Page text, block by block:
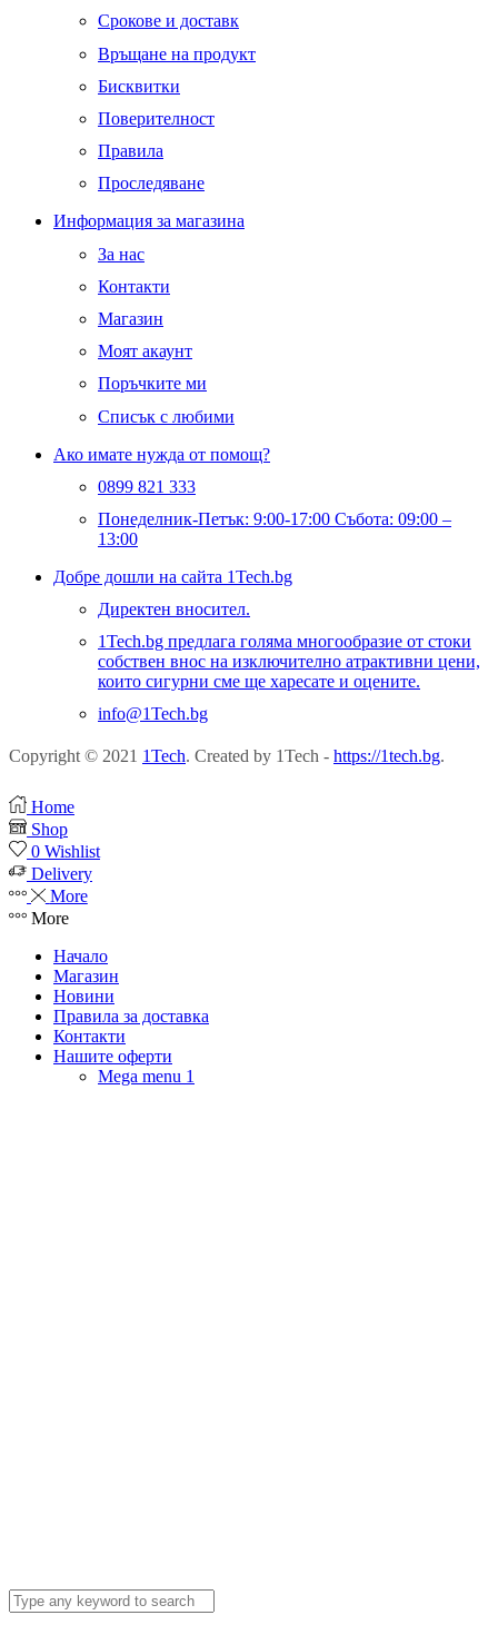
Срокове и доставк
Връщане на продукт
Бисквитки
Поверителност
Правила
Проследяване
Информация за магазина
За нас
Контакти
Магазин
Моят акаунт
Поръчките ми
Списък с любими
Ако имате нужда от помощ?
0899 821 333
Понеделник-Петък: 9:00-17:00 Събота: 09:00 –
13:00
Добре дошли на сайта 1Tech.bg
Директен вносител.
1Tech.bg предлага голяма многообразие от стоки
собствен внос на изключително атрактивни цени,
които сигурни сме ще харесате и оцените.
info@1Tech.bg
Copyright © 2021 1Tech. Created by 1Tech - https://1tech.bg.
Home
Shop
0 Wishlist
Delivery
More
More
Начало
Магазин
Новини
Правила за доставка
Контакти
Нашите оферти
Mega menu 1